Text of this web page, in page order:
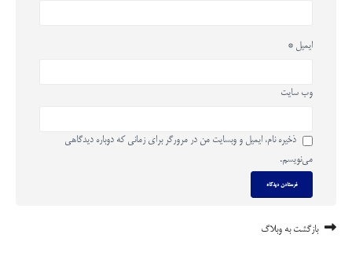
ایمیل *
وب‌ سایت
ذخیره نام، ایمیل و وبسایت من در مرورگر برای زمانی که دوباره دیدگاهی
می‌نویسم.
بازگشت به وبلاگ